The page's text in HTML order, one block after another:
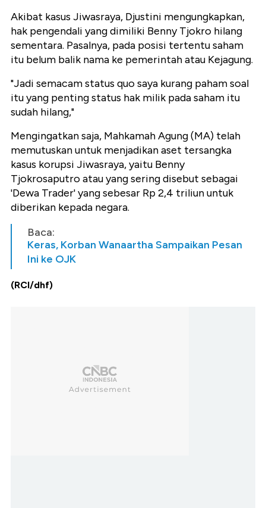
Akibat kasus Jiwasraya, Djustini mengungkapkan,
hak pengendali yang dimiliki Benny Tjokro hilang
sementara. Pasalnya, pada posisi tertentu saham
itu belum balik nama ke pemerintah atau Kejagung.
"Jadi semacam status quo saya kurang paham soal
itu yang penting status hak milik pada saham itu
sudah hilang,"
Mengingatkan saja, Mahkamah Agung (MA) telah
memutuskan untuk menjadikan aset tersangka
kasus korupsi Jiwasraya, yaitu Benny
Tjokrosaputro atau yang sering disebut sebagai
'Dewa Trader' yang sebesar Rp 2,4 triliun untuk
diberikan kepada negara.
Baca:
Keras, Korban Wanaartha Sampaikan Pesan
Ini ke OJK
(RCI/dhf)